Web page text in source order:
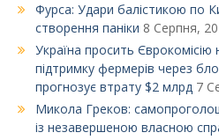
Фурса: Удари балістикою по
створення паніки 8 Серпня,
Україна просить
підтримку фермерів через
прогнозує втрату $2 млрд 7
Микола Греков:
із незавершеною власною